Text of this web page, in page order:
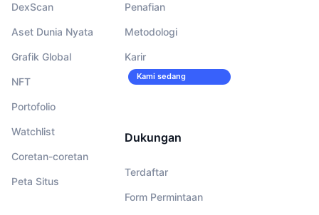
DexScan
Aset Dunia Nyata
Grafik Global
NFT
Portofolio
Watchlist
Coretan-coretan
Peta Situs
Penafian
Metodologi
Karir
Kami sedang
Dukungan
Terdaftar
Form Permintaan